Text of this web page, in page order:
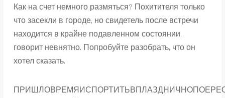
Как на счет немного размяться? Похитителя только
что засекли в городе, но свидетель после встречи
находится в крайне подавленном состоянии,
говорит невнятно. Попробуйте разобрать, что он
хотел сказать.